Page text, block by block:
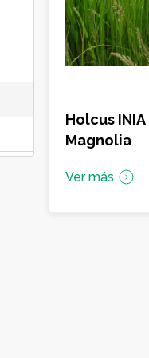
Holcus INIA
Magnolia
Ver más